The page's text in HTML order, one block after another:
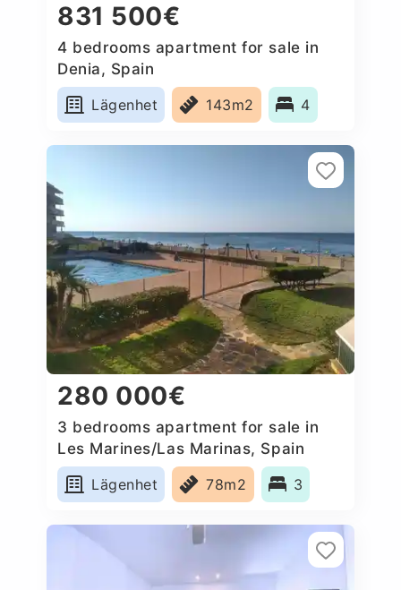
831 500€
4 bedrooms apartment for sale in
Denia, Spain
Lägenhet
143m2 4
280 000€
3 bedrooms apartment for sale in
Les Marines/Las Marinas, Spain
Lägenhet
78m2 3